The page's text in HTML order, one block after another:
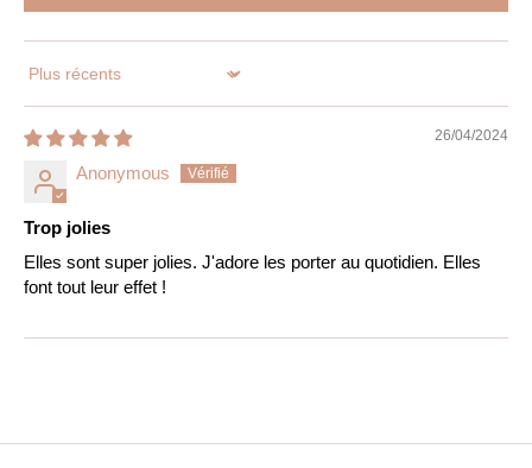
Sort by
26/04/2024
Anonymous
Trop jolies
Elles sont super jolies. J'adore les porter au quotidien. Elles
font tout leur effet !